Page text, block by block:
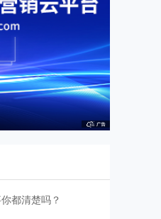
都清楚吗？